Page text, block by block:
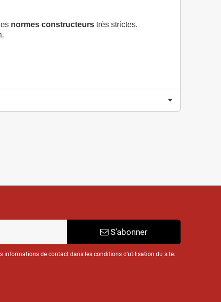
normes constructeurs très strictes.
S’abonner
informations de contact dans les conditions d'utilisation du site.